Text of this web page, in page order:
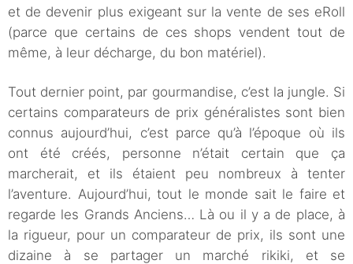
et de devenir plus exigeant sur la vente de ses eRoll
(parce que certains de ces shops vendent tout de
même, à leur décharge, du bon matériel).
Tout dernier point, par gourmandise, c’est la jungle. Si
certains comparateurs de prix généralistes sont bien
connus aujourd’hui, c’est parce qu’à l’époque où ils
ont été créés, personne n’était certain que ça
marcherait, et ils étaient peu nombreux à tenter
l’aventure. Aujourd’hui, tout le monde sait le faire et
regarde les Grands Anciens… Là ou il y a de place, à
la rigueur, pour un comparateur de prix, ils sont une
dizaine à se partager un marché rikiki, et se